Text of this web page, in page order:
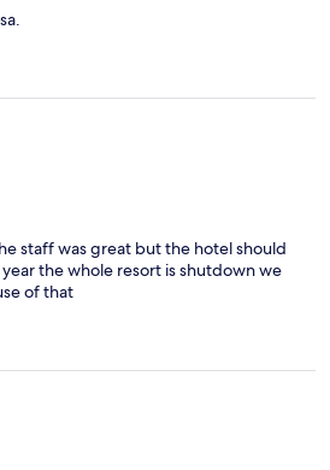
staff was great but the hotel should
the whole resort is shutdown we
of that